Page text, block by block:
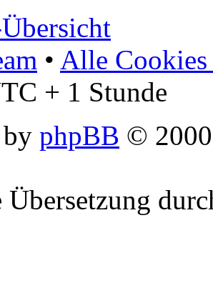
• Alle Cookies
+ 1 Stunde
phpBB ©
Übersetzung